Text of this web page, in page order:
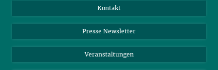
Meldestelle Fehlverhalten
TikTok
Instagram
YouTube
Kontakt
Presse Newsletter
Veranstaltungen